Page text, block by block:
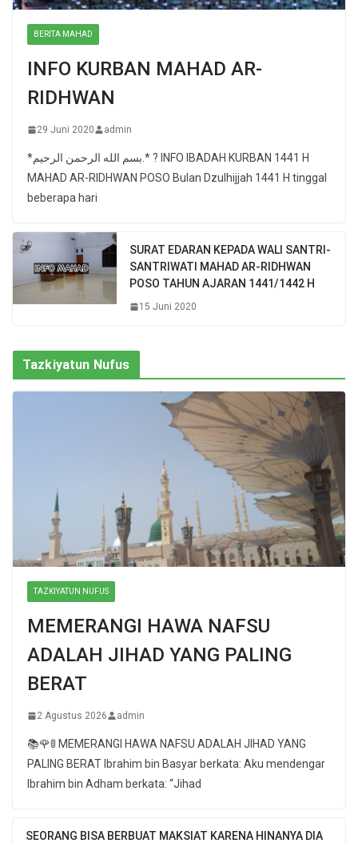
BERITA MAHAD
INFO KURBAN MAHAD AR-
RIDHWAN
29 Juni 2020 admin
*بسم الله الرحمن الرحيم.* ? INFO IBADAH KURBAN 1441 H
MAHAD AR-RIDHWAN POSO Bulan Dzulhijjah 1441 H tinggal
beberapa hari
SURAT EDARAN KEPADA WALI SANTRI-
SANTRIWATI MAHAD AR-RIDHWAN
POSO TAHUN AJARAN 1441/1442 H
15 Juni 2020
Tazkiyatun Nufus
TAZKIYATUN NUFUS
MEMERANGI HAWA NAFSU
ADALAH JIHAD YANG PALING
BERAT
2 Agustus 2026 admin
📚🌹🚦 MEMERANGI HAWA NAFSU ADALAH JIHAD YANG
PALING BERAT Ibrahim bin Basyar berkata: Aku mendengar
Ibrahim bin Adham berkata: “Jihad
SEORANG BISA BERBUAT MAKSIAT KARENA HINANYA DIA